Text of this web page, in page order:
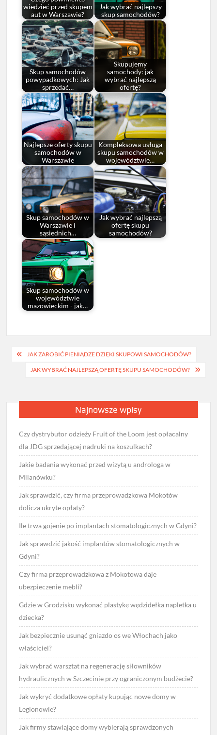
wiedzieć przed skupem
aut w Warszawie?
Jak wybrać najlepszy
skup samochodów?
Skup samochodów
powypadkowych: Jak
sprzedać…
Skupujemy
samochody: jak
wybrać najlepszą
ofertę?
Najlepsze oferty skupu
samochodów w
Warszawie
Kompleksowa usługa
skupu samochodów w
województwie…
Skup samochodów w
Warszawie i
sąsiednich…
Jak wybrać najlepszą
ofertę skupu
samochodów?
Skup samochodów w
województwie
mazowieckim - jak…
Nawigacja
wpisu
JAK ZAROBIĆ PIENIĄDZE DZIĘKI SKUPOWI SAMOCHODÓW?
JAK WYBRAĆ NAJLEPSZĄ OFERTĘ SKUPU SAMOCHODÓW?
Najnowsze wpisy
Czy dystrybutor odzieży Fruit of the Loom jest opłacalny
dla JDG sprzedającej nadruki na koszulkach?
Jakie badania wykonać przed wizytą u androloga w
Milanówku?
Jak sprawdzić, czy firma przeprowadzkowa Mokotów
dolicza ukryte opłaty?
Ile trwa gojenie po implantach stomatologicznych w Gdyni?
Jak sprawdzić jakość implantów stomatologicznych w
Gdyni?
Czy firma przeprowadzkowa z Mokotowa daje
ubezpieczenie mebli?
Gdzie w Grodzisku wykonać plastykę wędzidełka napletka u
dziecka?
Jak bezpiecznie usunąć gniazdo os we Włochach jako
właściciel?
Jak wybrać warsztat na regenerację siłowników
hydraulicznych w Szczecinie przy ograniczonym budżecie?
Jak wykryć dodatkowe opłaty kupując nowe domy w
Legionowie?
Jak firmy stawiające domy wybierają sprawdzonych